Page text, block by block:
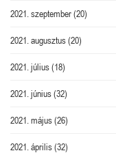
2021. szeptember(20)
2021. augusztus(20)
2021. július(18)
2021. június(32)
2021. május(26)
2021. április(32)